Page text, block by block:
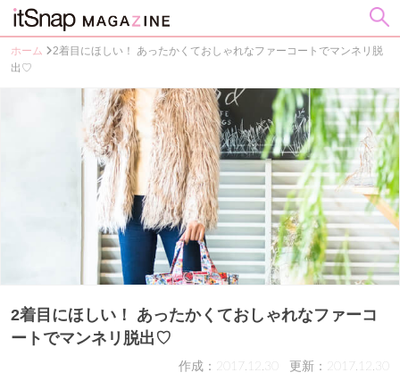
ホーム
2着目にほしい！ あったかくておしゃれなファーコートでマンネリ脱
出♡
2着目にほしい！ あったかくておしゃれなファーコ
ートでマンネリ脱出♡
作成：2017.12.30 更新：2017.12.30